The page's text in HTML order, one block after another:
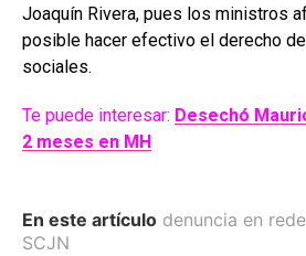
Joaquín Rivera, pues los ministros
posible hacer efectivo el derecho
sociales.
Te puede interesar: Desechó
2 meses en MH
En este artículo denuncia en
SCJN